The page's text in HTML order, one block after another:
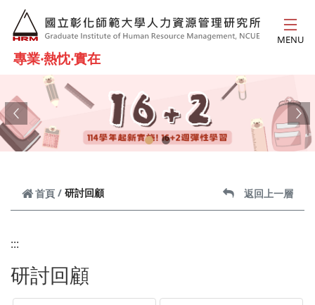
跳到主要內容
專業‧熱忱‧實在
MENU
Previous
首頁 研討回顧 返回上一層
:::
研討回顧